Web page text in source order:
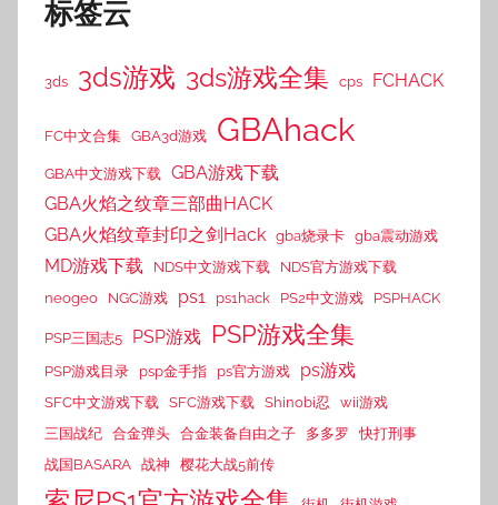
标签云
3ds 3ds游戏 3ds游戏全集 cps FCHACK
FC中文合集 GBA3d游戏 GBAhack
GBA中文游戏下载
GBA游戏下载
GBA火焰之纹章三部曲HACK
GBA火焰纹章封印之剑Hack gba烧录卡 gba震动游戏
MD游戏下载 NDS中文游戏下载
NDS官方游戏下载
neogeo
NGC游戏 ps1 ps1hack PS2中文游戏 PSPHACK
PSP三国志5 PSP游戏 PSP游戏全集
PSP游戏目录 psp金手指 ps官方游戏 ps游戏
SFC中文游戏下载 SFC游戏下载 Shinobi忍
wii游戏
三国战纪 合金弹头 合金装备自由之子 多多罗
快打刑事
战国BASARA 战神 樱花大战5前传